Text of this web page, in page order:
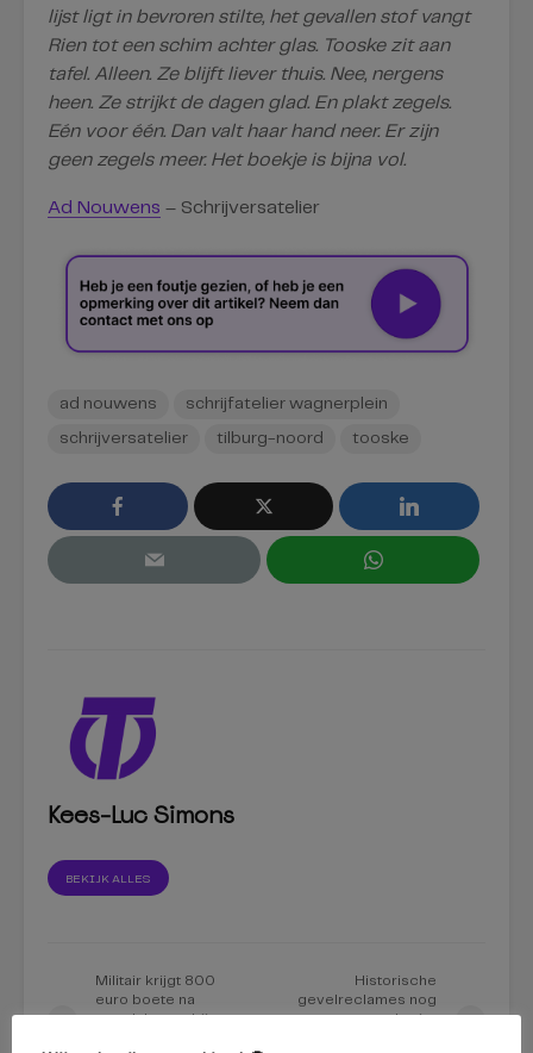
lijst ligt in bevroren stilte, het gevallen stof vangt
Rien tot een schim achter glas. Tooske zit aan
tafel. Alleen. Ze blijft liever thuis. Nee, nergens
heen. Ze strijkt de dagen glad. En plakt zegels.
Eén voor één. Dan valt haar hand neer. Er zijn
geen zegels meer. Het boekje is bijna vol.
Ad Nouwens – Schrijversatelier
ad nouwens schrijfatelier wagnerplein
schrijversatelier tilburg-noord tooske
Kees-Luc Simons
BEKIJK ALLES
Militair krijgt 800
euro boete na
ongeluk waarbij
Historische
gevelreclames nog
steeds niet